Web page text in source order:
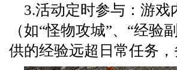
3.活动定时参与：游
（如“怪物攻城”、“经
供的经验远超日常任务